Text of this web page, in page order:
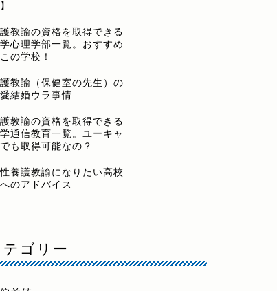
教諭の資格を取得できる
心理学部一覧。おすすめ
の学校！
教諭（保健室の先生）の
結婚ウラ事情
教諭の資格を取得できる
通信教育一覧。ユーキャ
も取得可能なの？
養護教諭になりたい高校
のアドバイス
テゴリー